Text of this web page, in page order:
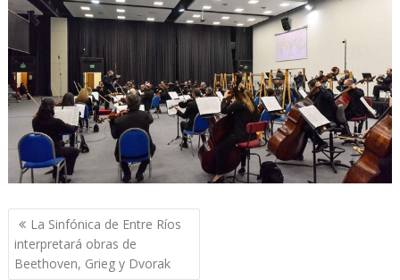
Navegación
de
entradas
La Sinfónica de Entre Ríos
interpretará obras de
Beethoven, Grieg y Dvorak